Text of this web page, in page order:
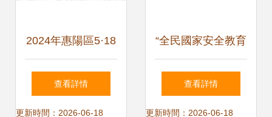
2024年惠陽區5·18
國際博物館日活動
現場火爆！承辦展
查看詳情
更新時間：2026-06-18
“全民國家安全教育
日”主題展覽亮相珠
海，精品展陳開啟
查看詳情
更新時間：2026-06-18